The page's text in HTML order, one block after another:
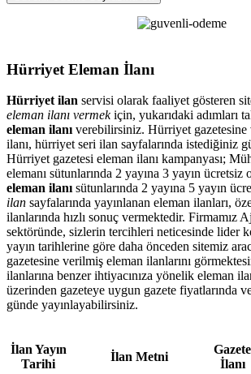
Hürriyet Eleman İlanı
Hürriyet ilan servisi olarak faaliyet gösteren
eleman ilanı vermekiçin, yukarıdaki adımları
eleman ilanı verebilirsiniz. Hürriyet gazetesine
ilanı, hürriyet seri ilan sayfalarında istediğiniz
Hürriyet gazetesi eleman ilanı kampanyası;
elemanı sütunlarında 2 yayına 3 yayın
eleman ilanı sütunlarında 2 yayına 5 yayın
ilan sayfalarında yayınlanan eleman ilanları,
ilanlarında hızlı sonuç vermektedir. Firmamız
sektöründe, sizlerin tercihleri neticesinde lider
yayın tarihlerine göre daha önceden sitemiz
gazetesine verilmiş eleman ilanlarını
ilanlarına benzer ihtiyacınıza yönelik eleman
üzerinden gazeteye uygun gazete fiyatlarında
günde yayınlayabilirsiniz.
İlan Yayın
Tarihi
İlan Metni
Gazete
İlanı